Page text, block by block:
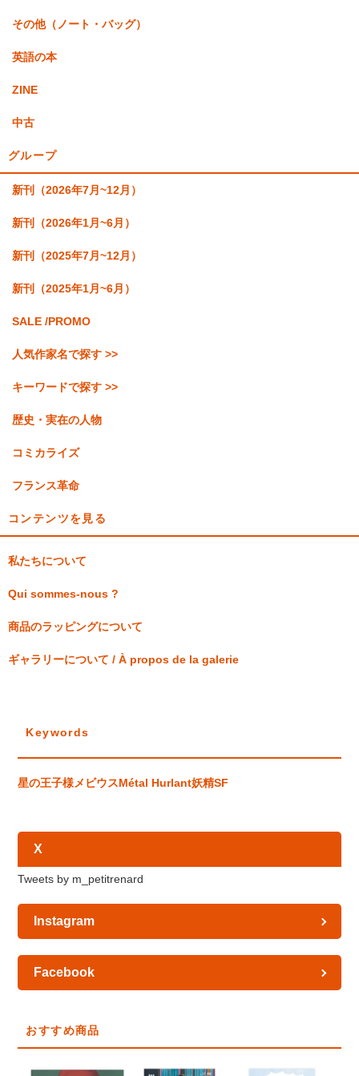
その他（ノート・バッグ）
英語の本
ZINE
中古
グループ
新刊（2026年7月~12月）
新刊（2026年1月~6月）
新刊（2025年7月~12月）
新刊（2025年1月~6月）
SALE /PROMO
人気作家名で探す >>
キーワードで探す >>
歴史・実在の人物
コミカライズ
フランス革命
コンテンツを見る
私たちについて
Qui sommes-nous ?
商品のラッピングについて
ギャラリーについて / À propos de la galerie
Keywords
星の王子様メビウスMétal Hurlant妖精SF
X
Tweets by m_petitrenard
Instagram
Facebook
おすすめ商品